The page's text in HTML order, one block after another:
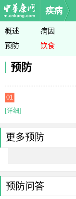
疾病
概述 病因
预防
饮食
预防
01
[详细]
更多预防
预防问答